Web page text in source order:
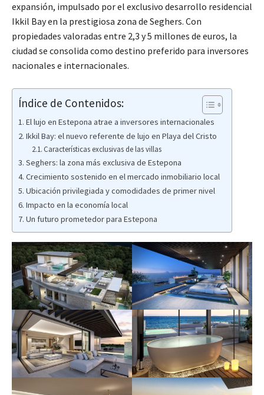
expansión, impulsado por el exclusivo desarrollo residencial
Ikkil Bay en la prestigiosa zona de Seghers. Con
propiedades valoradas entre 2,3 y 5 millones de euros, la
ciudad se consolida como destino preferido para inversores
nacionales e internacionales.
Índice de Contenidos:
El lujo en Estepona atrae a inversores internacionales
Ikkil Bay: el nuevo referente de lujo en Playa del Cristo
Características exclusivas de las villas
Seghers: la zona más exclusiva de Estepona
Crecimiento sostenido en el mercado inmobiliario local
Ubicación privilegiada y comodidades de primer nivel
Impacto en la economía local
Un futuro prometedor para Estepona